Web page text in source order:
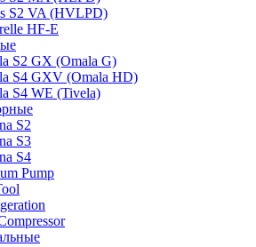
S2 VA (HVLPD)
HF-E
S2 GX (Omala G)
S4 GXV (Omala HD)
S4 WE (Tivela)
S2
S3
S4
Pump